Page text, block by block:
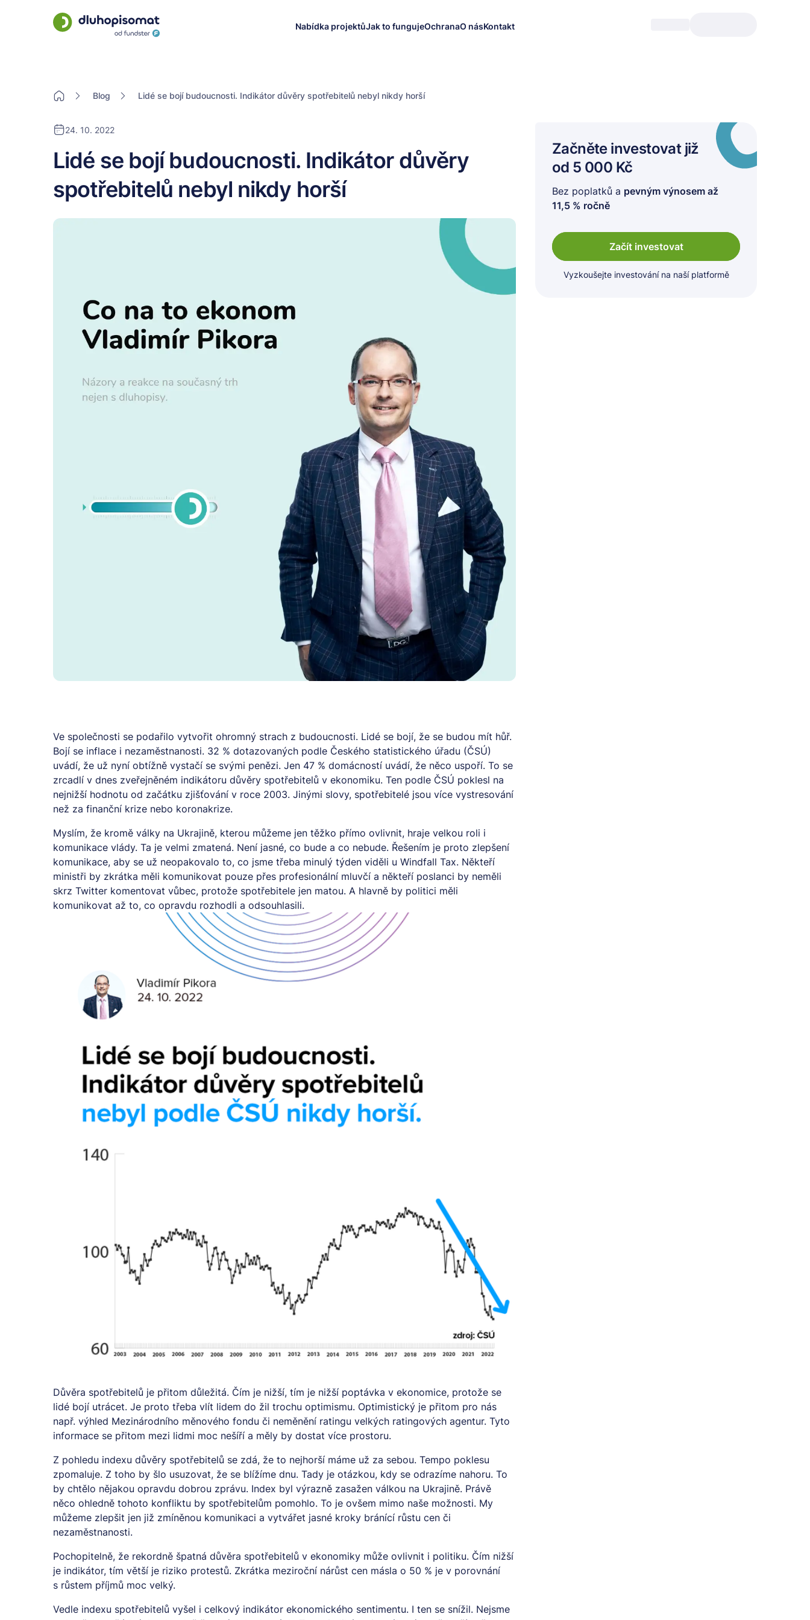
Nabídka projektůJak to fungujeOchranaO násKontakt
Blog Lidé se bojí budoucnosti. Indikátor důvěry spotřebitelů nebyl nikdy horší
24. 10. 2022
Lidé se bojí budoucnosti. Indikátor důvěry
spotřebitelů nebyl nikdy horší
Začněte investovat již
od 5 000 Kč
Bez poplatků a pevným výnosem až
11,5 % ročně
Začít investovat
Vyzkoušejte investování na naší platformě
Ve společnosti se podařilo vytvořit ohromný strach z budoucnosti. Lidé se bojí, že se budou mít hůř.
Bojí se inflace i nezaměstnanosti. 32 % dotazovaných podle Českého statistického úřadu (ČSÚ)
uvádí, že už nyní obtížně vystačí se svými penězi. Jen 47 % domácností uvádí, že něco uspoří. To se
zrcadlí v dnes zveřejněném indikátoru důvěry spotřebitelů v ekonomiku. Ten podle ČSÚ poklesl na
nejnižší hodnotu od začátku zjišťování v roce 2003. Jinými slovy, spotřebitelé jsou více vystresování
než za finanční krize nebo koronakrize.
Myslím, že kromě války na Ukrajině, kterou můžeme jen těžko přímo ovlivnit, hraje velkou roli i
komunikace vlády. Ta je velmi zmatená. Není jasné, co bude a co nebude. Řešením je proto zlepšení
komunikace, aby se už neopakovalo to, co jsme třeba minulý týden viděli u Windfall Tax. Někteří
ministři by zkrátka měli komunikovat pouze přes profesionální mluvčí a někteří poslanci by neměli
skrz Twitter komentovat vůbec, protože spotřebitele jen matou. A hlavně by politici měli
komunikovat až to, co opravdu rozhodli a odsouhlasili.
Důvěra spotřebitelů je přitom důležitá. Čím je nižší, tím je nižší poptávka v ekonomice, protože se
lidé bojí utrácet. Je proto třeba vlít lidem do žil trochu optimismu. Optimistický je přitom pro nás
např. výhled Mezinárodního měnového fondu či neměnění ratingu velkých ratingových agentur. Tyto
informace se přitom mezi lidmi moc nešíří a měly by dostat více prostoru.
Z pohledu indexu důvěry spotřebitelů se zdá, že to nejhorší máme už za sebou. Tempo poklesu
zpomaluje. Z toho by šlo usuzovat, že se blížíme dnu. Tady je otázkou, kdy se odrazíme nahoru. To
by chtělo nějakou opravdu dobrou zprávu. Index byl výrazně zasažen válkou na Ukrajině. Právě
něco ohledně tohoto konfliktu by spotřebitelům pomohlo. To je ovšem mimo naše možnosti. My
můžeme zlepšit jen již zmíněnou komunikaci a vytvářet jasné kroky bránící růstu cen či
nezaměstnanosti.
Pochopitelně, že rekordně špatná důvěra spotřebitelů v ekonomiky může ovlivnit i politiku. Čím nižší
je indikátor, tím větší je riziko protestů. Zkrátka meziroční nárůst cen másla o 50 % je v porovnání
s růstem příjmů moc velký.
Vedle indexu spotřebitelů vyšel i celkový indikátor ekonomického sentimentu. I ten se snížil. Nejsme